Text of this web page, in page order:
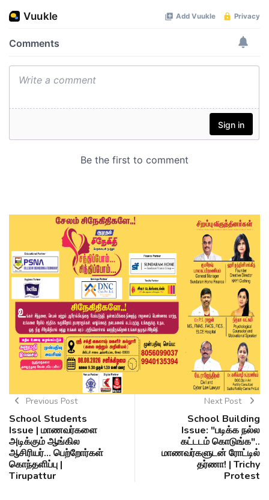
Previous Post
School Students
Issue | மாணவர்களை
அடிக்கும் ஆங்கில
ஆசிரியர்... பெற்றோர்கள்
கொந்தளிப்பு |
Tirupattur
Next Post
School Building
Issue: "படிக்க நல்ல
கட்டடம் கொடுங்க"..
மாணவர்களுடன் ரோட்டில்
தர்ணா! | Trichy
Protest